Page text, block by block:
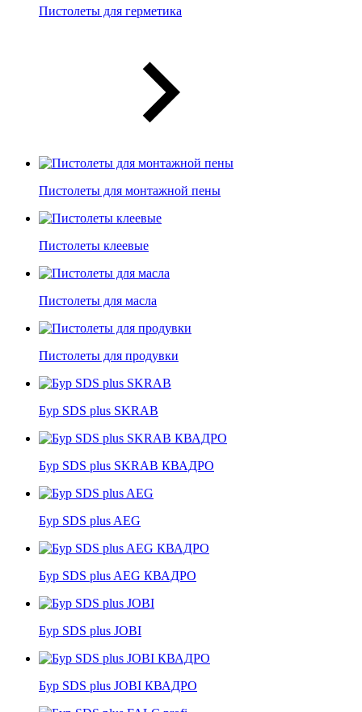
Пистолеты для герметика
Пистолеты для монтажной пены
Пистолеты клеевые
Пистолеты для масла
Пистолеты для продувки
Бур SDS plus SKRAB
Бур SDS plus SKRAB КВАДРО
Бур SDS plus AEG
Бур SDS plus AEG КВАДРО
Бур SDS plus JOBI
Бур SDS plus JOBI КВАДРО